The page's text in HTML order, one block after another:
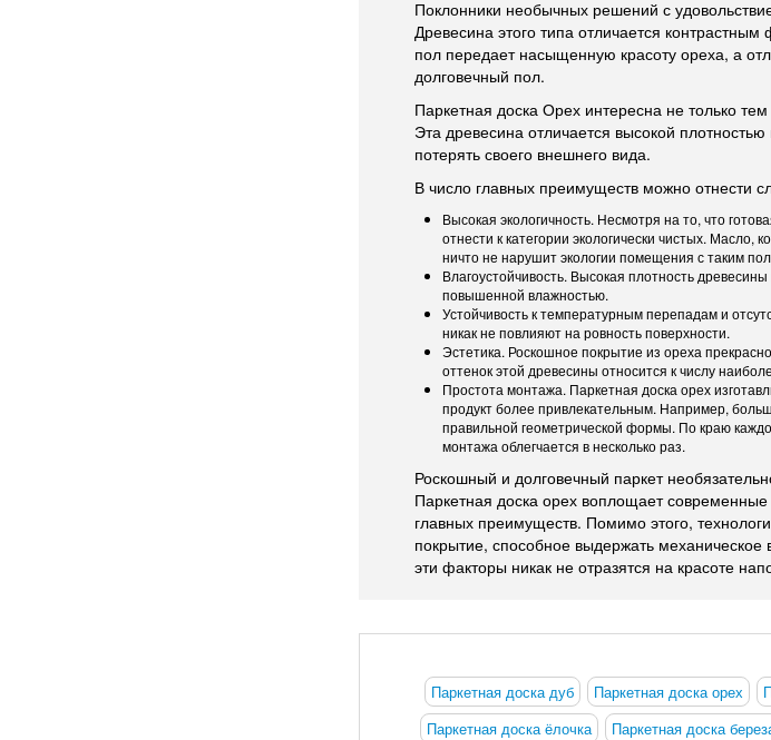
Поклонники необычных решений с
Древесина этого типа отличается
пол передает насыщенную красоту ореха, а
долговечный пол.
Паркетная доска Орех интересна не только
Эта древесина отличается высокой
потерять своего внешнего вида.
В число главных преимуществ можно отнести
Высокая экологичность. Несмотря на то, что
отнести к категории экологически чистых. Масло,
ничто не нарушит экологии помещения с таким
Влагоустойчивость. Высокая плотность
повышенной влажностью.
Устойчивость к температурным перепадам и
никак не повлияют на ровность поверхности.
Эстетика. Роскошное покрытие из ореха
оттенок этой древесины относится к числу
Простота монтажа. Паркетная доска орех
продукт более привлекательным. Например,
правильной геометрической формы. По краю
монтажа облегчается в несколько раз.
Роскошный и долговечный паркет
Паркетная доска орех воплощает современные
главных преимуществ. Помимо этого,
покрытие, способное выдержать
эти факторы никак не отразятся на красоте
Паркетная доска дуб Паркетная доска орех
Паркетная доска ёлочка
Паркетная доска